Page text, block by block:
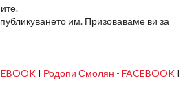
им. Призоваваме ви за
I Родопи Смолян - FACEBOOK I